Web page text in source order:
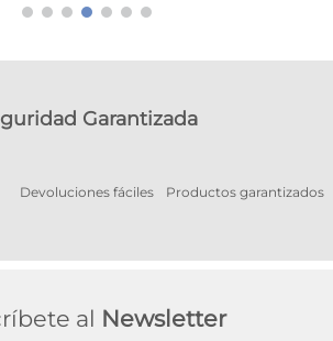
Garantizada
Devoluciones fáciles Productos garantizados
al Newsletter